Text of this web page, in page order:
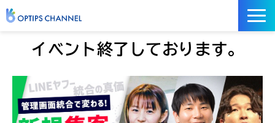
記事
イベント
サービス／ツール
イベント終了しております。